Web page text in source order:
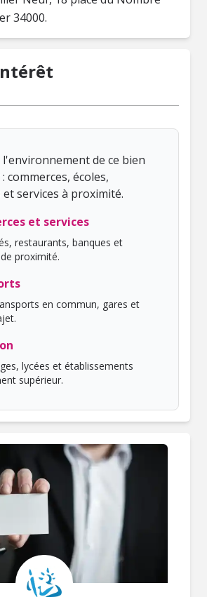
34000.
l'environnement de ce bien
commerces, écoles,
services à proximité.
et services
restaurants, banques et
proximité.
en commun, gares et
lycées et établissements
supérieur.